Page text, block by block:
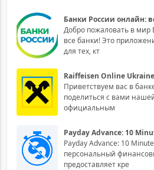
Банки России онлайн:
Добро пожаловать в мир
все банки! Это
для тех, кт
Raiffeisen Online Ukraine
Приветствуем вас в
поделиться с вами
официальным
Payday Advance: 10
Payday Advance: 10
персональный
предоставляет кре